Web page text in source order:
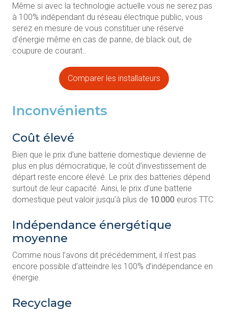
Même si avec la technologie actuelle vous ne serez pas
à 100% indépendant du réseau électrique public, vous
serez en mesure de vous constituer une réserve
d’énergie même en cas de panne, de black out, de
coupure de courant..
Comparer les installateurs
Inconvénients
Coût élevé
Bien que le prix d’une batterie domestique devienne de
plus en plus démocratique, le coût d’investissement de
départ reste encore élevé. Le prix des batteries dépend
surtout de leur capacité. Ainsi, le prix d’une batterie
domestique peut valoir jusqu’à plus de 10.000 euros TTC.
Indépendance énergétique
moyenne
Comme nous l’avons dit précédemment, il n’est pas
encore possible d’atteindre les 100% d’indépendance en
énergie.
Recyclage